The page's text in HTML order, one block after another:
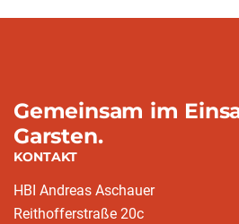
Gemeinsam im
Garsten.
KONTAKT
HBI Andreas Aschauer
Reithofferstraße 20c